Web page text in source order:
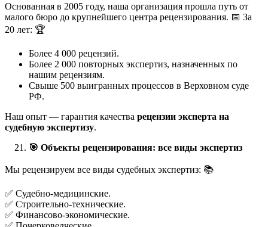
Основанная в 2005 году, наша организация прошла путь от
малого бюро до крупнейшего центра рецензирования. 📅 За
20 лет: 🏆
Более 4 000 рецензий.
Более 2 000 повторных экспертиз, назначенных по
нашим рецензиям.
Свыше 500 выигранных процессов в Верховном суде
РФ.
Наш опыт — гарантия качества рецензии эксперта на
судебную экспертизу.
🎯 Объекты рецензирования: все виды экспертиз
Мы рецензируем все виды судебных экспертиз: 📚
✅ Судебно-медицинские.
✅ Строительно-технические.
✅ Финансово-экономические.